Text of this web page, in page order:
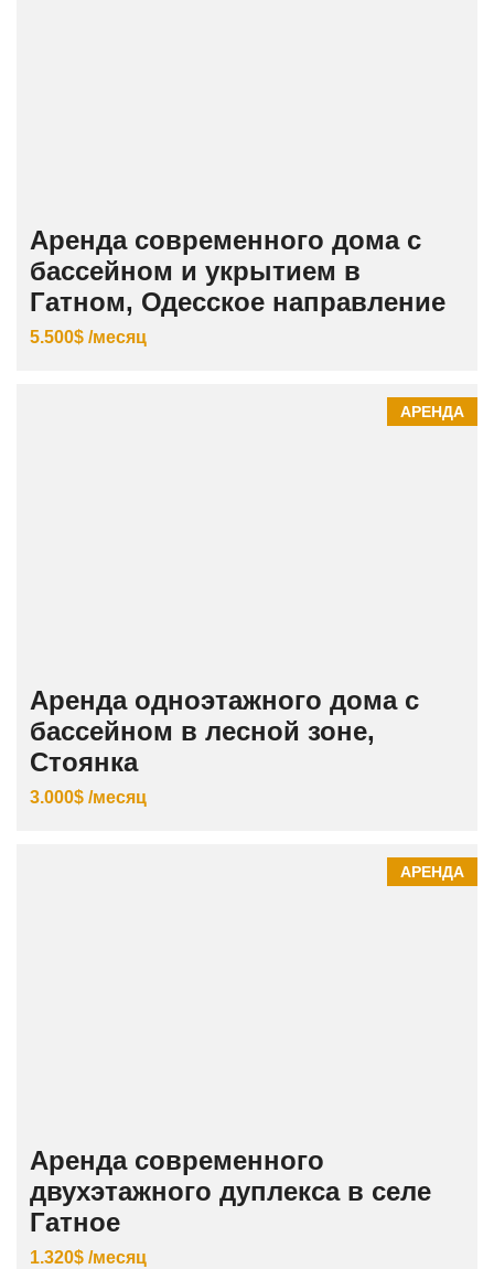
Аренда современного дома с
бассейном и укрытием в
Гатном, Одесское направление
5.500$ /месяц
АРЕНДА
Аренда одноэтажного дома с
бассейном в лесной зоне,
Стоянка
3.000$ /месяц
АРЕНДА
Аренда современного
двухэтажного дуплекса в селе
Гатное
1.320$ /месяц